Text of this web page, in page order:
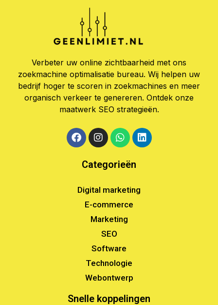
Verbeter uw online zichtbaarheid met ons
zoekmachine optimalisatie bureau. Wij helpen uw
bedrijf hoger te scoren in zoekmachines en meer
organisch verkeer te genereren. Ontdek onze
maatwerk SEO strategieën.
Categorieën
Digital marketing
E-commerce
Marketing
SEO
Software
Technologie
Webontwerp
Snelle koppelingen